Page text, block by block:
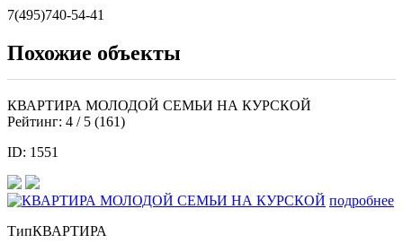
7(495)740-54-41
Похожие объекты
КВАРТИРА МОЛОДОЙ СЕМЬИ НА КУРСКОЙ
Рейтинг: 4 / 5 (161)
ID: 1551
подробнее
ТипКВАРТИРА